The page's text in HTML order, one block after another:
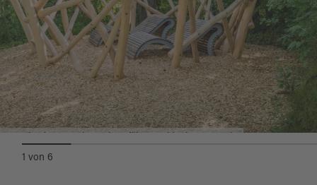
Veranstaltungen im Generationenpark:
Gartenmarkt (April/Mai), OWV-
Sommerfest(August)
Auskunft: Tel. +49 9656 / 920217
Quelle:destination.one , zuletzt geändert am 22.10.2025
1 von 6